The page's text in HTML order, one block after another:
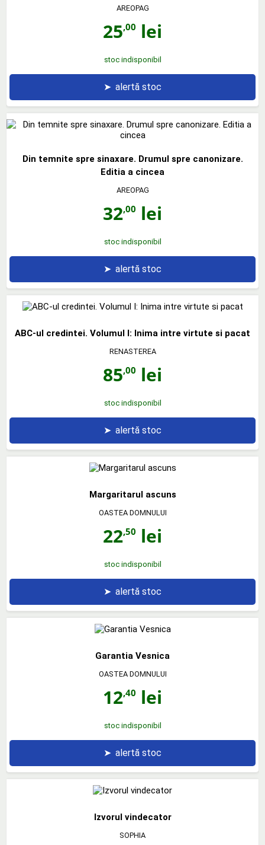
AREOPAG
25,00 lei
stoc indisponibil
➤ alertă stoc
Din temnite spre sinaxare. Drumul spre canonizare.
Editia a cincea
AREOPAG
32,00 lei
stoc indisponibil
➤ alertă stoc
ABC-ul credintei. Volumul I: Inima intre virtute si pacat
RENASTEREA
85,00 lei
stoc indisponibil
➤ alertă stoc
Margaritarul ascuns
OASTEA DOMNULUI
22,50 lei
stoc indisponibil
➤ alertă stoc
Garantia Vesnica
OASTEA DOMNULUI
12,40 lei
stoc indisponibil
➤ alertă stoc
Izvorul vindecator
SOPHIA